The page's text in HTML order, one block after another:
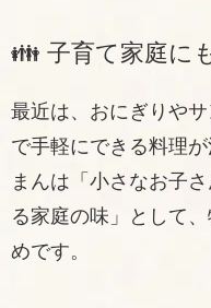
👪 子育て家庭に
最近は、おにぎりや
で手軽にできる料理
まんは「小さなお子
る家庭の味」として
めです。